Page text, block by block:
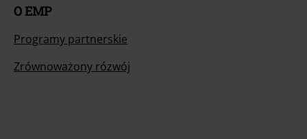
O EMP
Programy partnerskie
Zrównoważony rózwój